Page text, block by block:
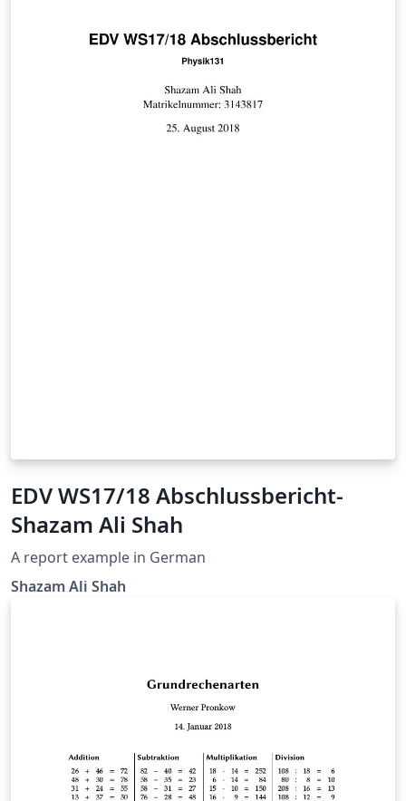
EDV WS17/18 Abschlussbericht-
Shazam Ali Shah
A report example in German
Shazam Ali Shah